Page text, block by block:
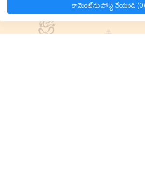
కామెంట్‌ను పోస్ట్ చేయండి (0)